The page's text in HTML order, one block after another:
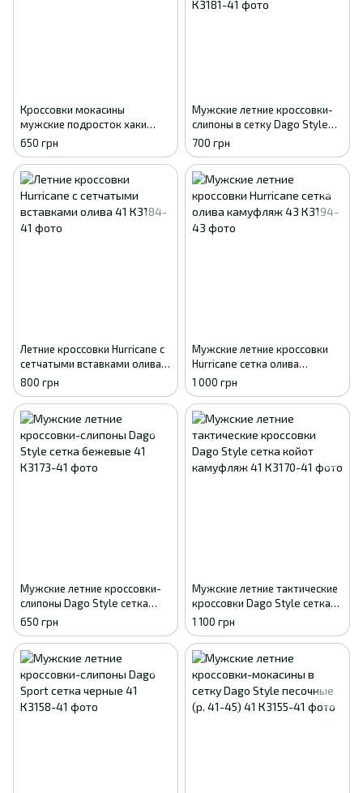
Кроссовки мокасины
мужские подросток хаки
сетка Dago Style 36
650 грн
Мужские летние кроссовки-
слипоны в сетку Dago Style
светло-коричневые (р. 41-45)
41
700 грн
Летние кроссовки Hurricane с
сетчатыми вставками олива
41
800 грн
Мужские летние кроссовки
Hurricane сетка олива
камуфляж 43
1 000 грн
Мужские летние кроссовки-
слипоны Dago Style сетка
бежевые 41
650 грн
Мужские летние тактические
кроссовки Dago Style сетка
койот камуфляж 41
1 100 грн